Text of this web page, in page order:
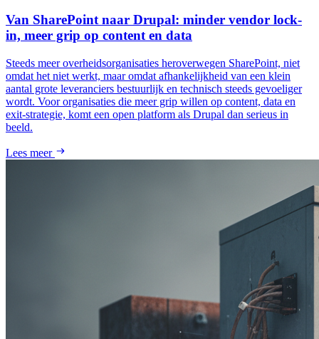
Van SharePoint naar Drupal: minder vendor lock-
in, meer grip op content en data
Steeds meer overheidsorganisaties heroverwegen SharePoint, niet
omdat het niet werkt, maar omdat afhankelijkheid van een klein
aantal grote leveranciers bestuurlijk en technisch steeds gevoeliger
wordt. Voor organisaties die meer grip willen op content, data en
exit-strategie, komt een open platform als Drupal dan serieus in
beeld.
Lees meer